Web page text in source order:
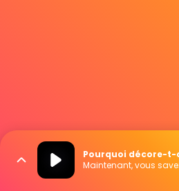
Pourquoi décore-t-
Maintenant, vous